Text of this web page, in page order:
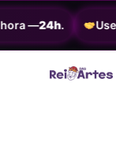
—24h. Use